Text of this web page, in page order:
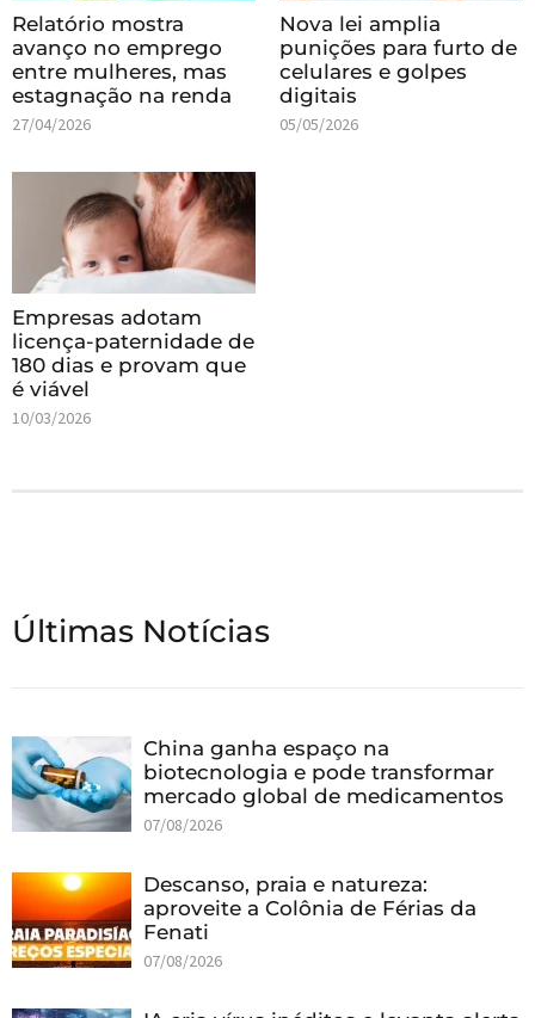
Relatório mostra
avanço no emprego
entre mulheres, mas
estagnação na renda
27/04/2026
Nova lei amplia
punições para furto de
celulares e golpes
digitais
05/05/2026
Empresas adotam
licença-paternidade de
180 dias e provam que
é viável
10/03/2026
Últimas Notícias
China ganha espaço na
biotecnologia e pode transformar
mercado global de medicamentos
07/08/2026
Descanso, praia e natureza:
aproveite a Colônia de Férias da
Fenati
07/08/2026